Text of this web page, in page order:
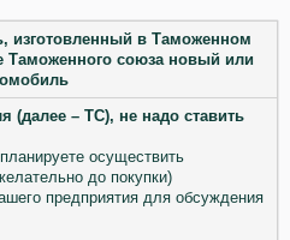
изготовленный в Таможенном
Таможенного союза новый или
(далее – ТС), не надо ставить
осуществить
до покупки)
предприятия для обсуждения